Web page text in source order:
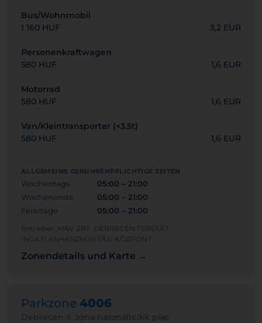
Bus/Wohnmobil
1 160 HUF
3,2 EUR
Personenkraftwagen
580 HUF
1,6 EUR
Motorrad
580 HUF
1,6 EUR
Van/Kleintransporter (<3,5t)
580 HUF
1,6 EUR
ALLGEMEINE GEBÜHRENPFLICHTIGE ZEITEN
Wochentags
05:00 – 21:00
Wochenende
05:00 – 21:00
Feiertage
05:00 – 21:00
Betreiber: MÁV ZRT. DEBRECEN TERÜLET
INGATLANHASZNOSÍTÁSI KÖZPONT
Zonendetails und Karte →
Parkzone 4006
Debrecen II. zóna használtcikk piac